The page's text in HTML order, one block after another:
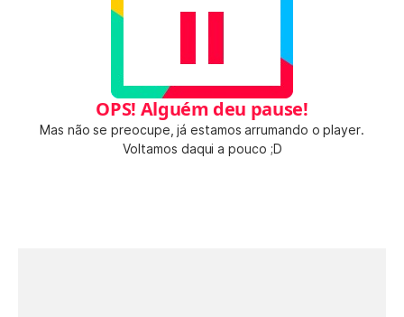
OPS! Alguém deu pause!
Mas não se preocupe, já estamos arrumando o player.
Voltamos daqui a pouco ;D